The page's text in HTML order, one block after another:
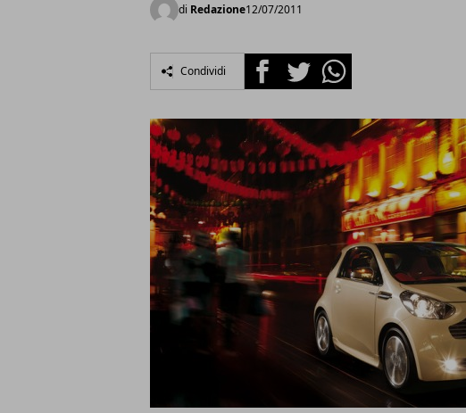
di Redazione12/07/2011
Condividi FacebookTwitterWhatsapp